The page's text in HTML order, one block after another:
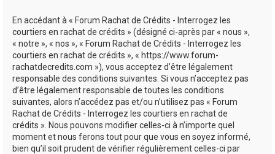
En accédant à « Forum Rachat de Crédits - Interrogez les
courtiers en rachat de crédits » (désigné ci-après par « nous »,
« notre », « nos », « Forum Rachat de Crédits - Interrogez les
courtiers en rachat de crédits », « https://www.forum-
rachatdecredits.com »), vous acceptez d’être légalement
responsable des conditions suivantes. Si vous n’acceptez pas
d’être légalement responsable de toutes les conditions
suivantes, alors n’accédez pas et/ou n’utilisez pas « Forum
Rachat de Crédits - Interrogez les courtiers en rachat de
crédits ». Nous pouvons modifier celles-ci à n’importe quel
moment et nous ferons tout pour que vous en soyez informé,
bien qu’il soit prudent de vérifier régulièrement celles-ci par